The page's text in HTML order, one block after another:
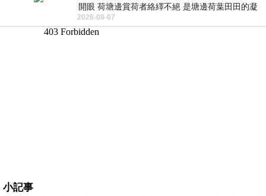
開眼 荷塘邊賞荷者絡繹不絕 是塘邊荷葉田田的凝
望 風中飄逸的是映日荷花別樣紅
2026-08-07
小記事